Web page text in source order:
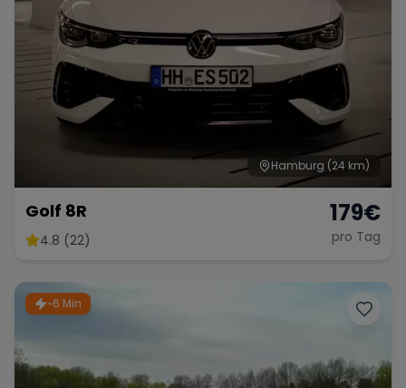
Hamburg (24 km)
Golf 8R
4.8 (22)
179€
pro Tag
~6 Min